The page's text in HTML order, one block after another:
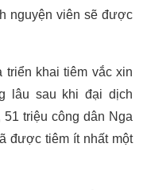
nguyện viên sẽ được
triển khai tiêm vắc xin
lâu sau khi đại dịch
triệu công dân Nga
được tiêm ít nhất một